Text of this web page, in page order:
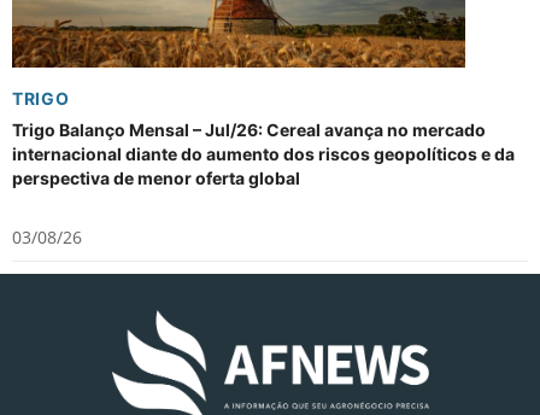
TRIGO
Trigo Balanço Mensal – Jul/26: Cereal avança no mercado
internacional diante do aumento dos riscos geopolíticos e da
perspectiva de menor oferta global
03/08/26